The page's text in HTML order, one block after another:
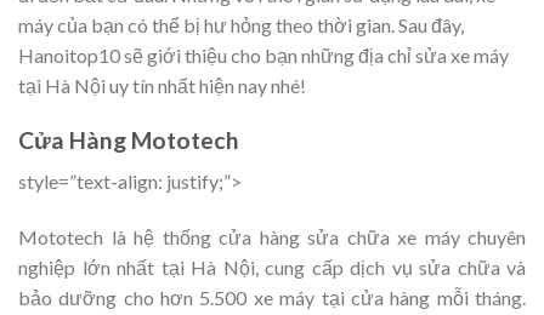
máy của bạn có thể bị hư hỏng theo thời gian. Sau đây,
Hanoitop10 sẽ giới thiệu cho bạn những địa chỉ sửa xe máy
tại Hà Nội uy tín nhất hiện nay nhé!
Cửa Hàng Mototech
style=”text-align: justify;”>
Mototech là hệ thống cửa hàng sửa chữa xe máy chuyên
nghiệp lớn nhất tại Hà Nội, cung cấp dịch vụ sửa chữa và
bảo dưỡng cho hơn 5.500 xe máy tại cửa hàng mỗi tháng.